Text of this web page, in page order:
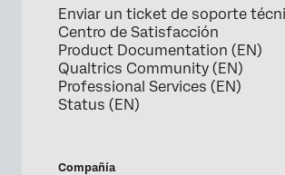
Enviar un ticket de soporte
Centro de Satisfacción
Product Documentation (EN)
Qualtrics Community (EN)
Professional Services (EN)
Status (EN)
Compañía